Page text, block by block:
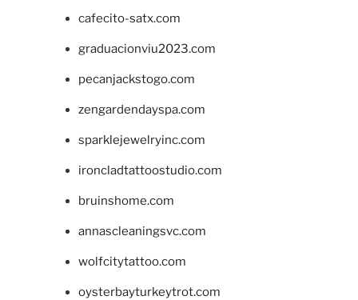
cafecito-satx.com
graduacionviu2023.com
pecanjackstogo.com
zengardendayspa.com
sparklejewelryinc.com
ironcladtattoostudio.com
bruinshome.com
annascleaningsvc.com
wolfcitytattoo.com
oysterbayturkeytrot.com